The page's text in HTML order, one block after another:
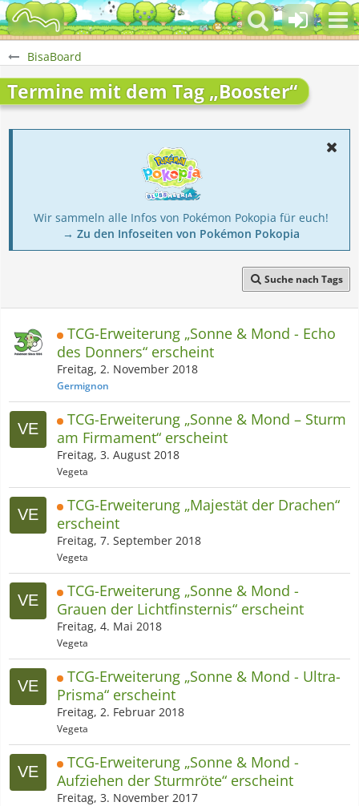
BisaBoard
Termine mit dem Tag „Booster“
Wir sammeln alle Infos von Pokémon Pokopia für euch!
→ Zu den Infoseiten von Pokémon Pokopia
Suche nach Tags
TCG-Erweiterung „Sonne & Mond - Echo
des Donners“​ erscheint
Freitag, 2. November 2018
Germignon
TCG-Erweiterung „Sonne & Mond – Sturm
am Firmament“​ erscheint
Freitag, 3. August 2018
Vegeta
TCG-Erweiterung „Majestät der Drachen“​
erscheint
Freitag, 7. September 2018
Vegeta
TCG-Erweiterung „Sonne & Mond -
Grauen der Lichtfinsternis“​ erscheint
Freitag, 4. Mai 2018
Vegeta
TCG-Erweiterung „Sonne & Mond - Ultra-
Prisma“​ erscheint
Freitag, 2. Februar 2018
Vegeta
TCG-Erweiterung „Sonne & Mond -
Aufziehen der Sturmröte“​ erscheint
Freitag, 3. November 2017